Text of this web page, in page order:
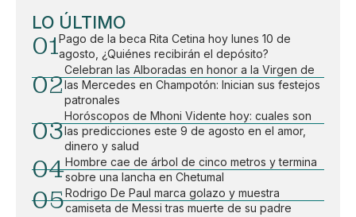
LO ÚLTIMO
01Pago de la beca Rita Cetina hoy lunes 10 de
agosto, ¿Quiénes recibirán el depósito?
02
Celebran las Alboradas en honor a la Virgen de
las Mercedes en Champotón: Inician sus festejos
patronales
03
Horóscopos de Mhoni Vidente hoy: cuales son
las predicciones este 9 de agosto en el amor,
dinero y salud
04Hombre cae de árbol de cinco metros y termina
sobre una lancha en Chetumal
05Rodrigo De Paul marca golazo y muestra
camiseta de Messi tras muerte de su padre